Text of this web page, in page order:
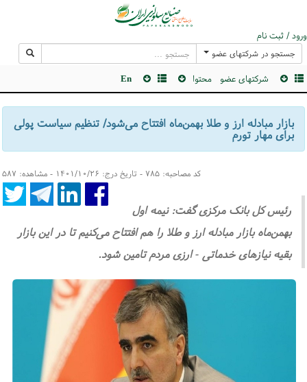
ورود / ثبت نام
جستجو در شرکتهای عضو
شرکتهای عضو محتوا En
بازار مبادله ارز و طلا بهمن‌ماه افتتاح می‌شود/ تنظیم سیاست پولی
برای مهار تورم
کد مصاحبه: ۷۸۵ - تاریخ درج: ۱۴۰۱/۱۰/۲۶ - مشاهده: ۵۸۷
رئیس کل بانک مرکزی گفت:‌ نیمه اول
بهمن‌ماه بازار مبادله ارز و طلا را هم افتتاح می‌کنیم تا در این بازار
بقیه نیازهای خدماتی - ارزی مردم تامین شود.